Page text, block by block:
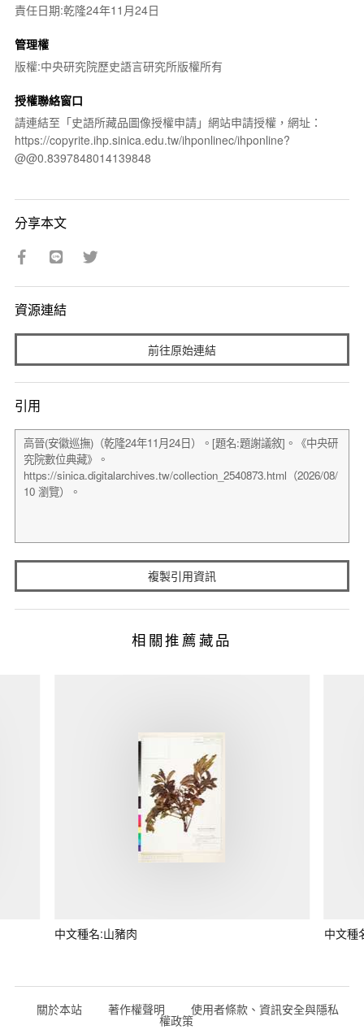
責任日期:乾隆24年11月24日
管理權
版權:中央研究院歷史語言研究所版權所有
授權聯絡窗口
請連結至「史語所藏品圖像授權申請」網站申請授權，網址：
https://copyrite.ihp.sinica.edu.tw/ihponlinec/ihponline?
@@0.8397848014139848
分享本文
資源連結
前往原始連結
引用
複製引用資訊
相關推薦藏品
中文種名:山豬肉 中文種
關於本站 著作權聲明 使用者條款、資訊安全與隱私
權政策